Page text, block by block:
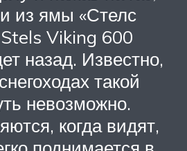
из ямы «Стелс
Viking 600
назад. Известно,
такой
невозможно.
когда видят,